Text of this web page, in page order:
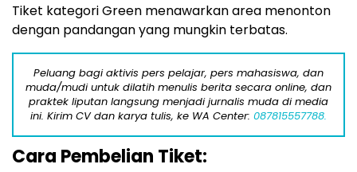
Tiket kategori Green menawarkan area menonton
dengan pandangan yang mungkin terbatas.
Peluang bagi aktivis pers pelajar, pers mahasiswa, dan
muda/mudi untuk dilatih menulis berita secara online, dan
praktek liputan langsung menjadi jurnalis muda di media
ini. Kirim CV dan karya tulis, ke WA Center: 087815557788.
Cara Pembelian Tiket: